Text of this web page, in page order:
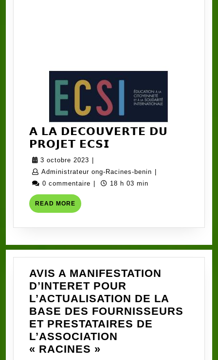
𝗔 𝗟𝗔 𝗗𝗘𝗖𝗢𝗨𝗩𝗘𝗥𝗧𝗘 𝗗𝗨
𝗣𝗥𝗢𝗝𝗘𝗧 𝗘𝗖𝗦𝗜
𝗗𝗘𝗖𝗢𝗨𝗩𝗘𝗥𝗧𝗘
𝗗𝗨
3 octobre 2023 3
octobre
2023
Administrateur ong-Racines-benin Administrateur
0 commentaire
18 h 03 min
READ MORE READ
MORE
AVIS A MANIFESTATION
D’INTERET POUR
L’ACTUALISATION DE LA
BASE DES FOURNISSEURS
ET PRESTATAIRES DE
L’ASSOCIATION
« RACINES »